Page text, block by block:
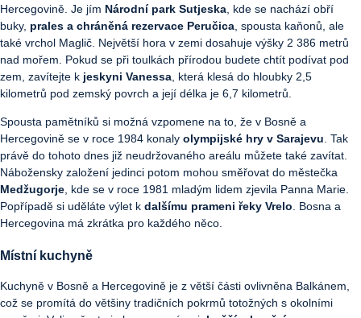
Hercegovině. Je jím Národní park Sutjeska, kde se nachází obří
buky, prales a chráněná rezervace Peručica, spousta kaňonů, ale
také vrchol Maglič. Největší hora v zemi dosahuje výšky 2 386 metrů
nad mořem. Pokud se při toulkách přírodou budete chtít podívat pod
zem, zavítejte k jeskyni Vanessa, která klesá do hloubky 2,5
kilometrů pod zemský povrch a její délka je 6,7 kilometrů.
Spousta pamětníků si možná vzpomene na to, že v Bosně a
Hercegovině se v roce 1984 konaly olympijské hry v Sarajevu. Tak
právě do tohoto dnes již neudržovaného areálu můžete také zavítat.
Nábožensky založení jedinci potom mohou směřovat do městečka
Medžugorje, kde se v roce 1981 mladým lidem zjevila Panna Marie.
Popřípadě si uděláte výlet k dalšímu prameni řeky Vrelo. Bosna a
Hercegovina má zkrátka pro každého něco.
Místní kuchyně
Kuchyně v Bosně a Hercegovině je z větší části ovlivněna Balkánem,
což se promítá do většiny tradičních pokrmů totožných s okolními